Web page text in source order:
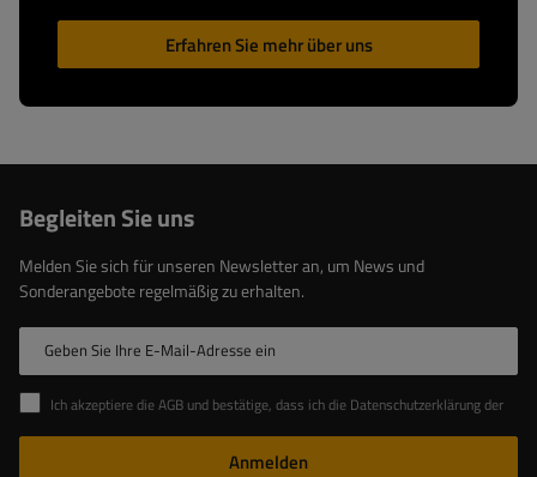
Erfahren Sie mehr über uns
Begleiten Sie uns
Melden Sie sich für unseren Newsletter an, um News und
Sonderangebote regelmäßig zu erhalten.
Geben Sie Ihre E-Mail-Adresse ein
Ich akzeptiere die AGB und bestätige, dass ich die Datenschutzerklärung der Website zur Kenntnis genommen habe
Anmelden